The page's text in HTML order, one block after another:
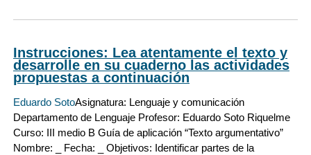
Instrucciones: Lea atentamente el texto y
desarrolle en su cuaderno las actividades
propuestas a continuación
Eduardo SotoAsignatura: Lenguaje y comunicación
Departamento de Lenguaje Profesor: Eduardo Soto Riquelme
Curso: III medio B Guía de aplicación “Texto argumentativo”
Nombre: _ Fecha: _ Objetivos: Identificar partes de la